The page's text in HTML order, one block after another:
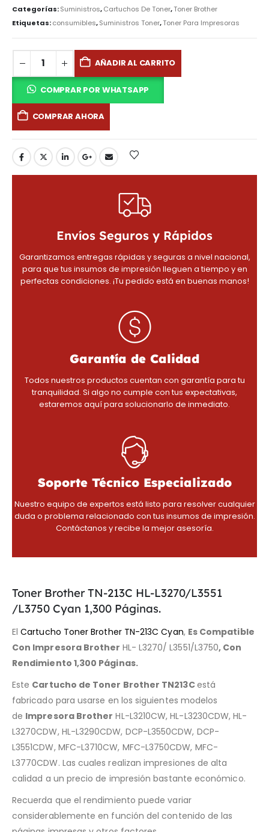
Categorías:Suministros,Cartuchos De Toner,Toner Brother
Etiquetas:consumibles,Suministros Toner,Toner Para Impresoras
AÑADIR AL CARRITO
COMPRAR POR WHATSAPP
COMPRAR AHORA
Envíos Seguros y Rápidos
Garantizamos entregas rápidas y seguras a nivel nacional,
para que tus insumos de impresión lleguen a tiempo y en
perfectas condiciones. ¡Tu pedido está en buenas manos!
Garantía de Calidad
Todos nuestros productos cuentan con garantía para tu
tranquilidad. Si algo no cumple con tus expectativas,
estaremos aquí para solucionarlo de inmediato.
Soporte Técnico Especializado
Nuestro equipo de expertos está listo para resolver cualquier
duda o problema relacionado con tus insumos de impresión.
Contáctanos y recibe la mejor asesoría.
Toner Brother TN-213C HL-L3270/L3551
/L3750 Cyan 1,300 Páginas.
ElCartucho Toner Brother TN-213C Cyan, Es Compatible
Con Impresora Brother HL- L3270/ L3551/L3750, Con
Rendimiento 1,300 Páginas.
Este Cartucho de Toner Brother TN213Cestá
fabricado para usarse en los siguientes modelos
de Impresora Brother HL-L3210CW, HL-L3230CDW, HL-
L3270CDW, HL-L3290CDW, DCP-L3550CDW, DCP-
L3551CDW, MFC-L3710CW, MFC-L3750CDW, MFC-
L3770CDW. Las cuales realizan impresiones de alta
calidad a un precio de impresión bastante económico.
Recuerda que el rendimiento puede variar
considerablemente en función del contenido de las